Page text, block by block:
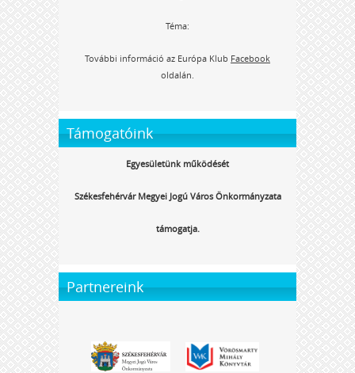
Téma:
További információ az Európa Klub Facebook
oldalán.
Támogatóink
Egyesületünk működését
Székesfehérvár Megyei Jogú Város Önkormányzata
támogatja.
Partnereink